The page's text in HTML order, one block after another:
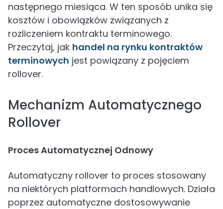
następnego miesiąca. W ten sposób unika się
kosztów i obowiązków związanych z
rozliczeniem kontraktu terminowego.
Przeczytaj, jak handel na rynku kontraktów
terminowych jest powiązany z pojęciem
rollover.
Mechanizm Automatycznego
Rollover
Proces Automatycznej Odnowy
Automatyczny rollover to proces stosowany
na niektórych platformach handlowych. Działa
poprzez automatyczne dostosowywanie